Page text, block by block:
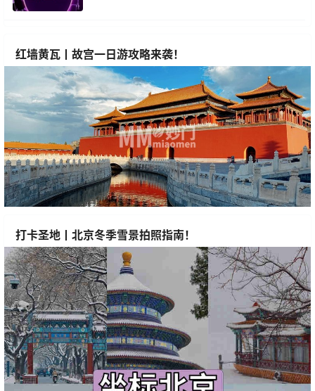
红墙黄瓦丨故宫一日游攻略来袭！
打卡圣地丨北京冬季雪景拍照指南！